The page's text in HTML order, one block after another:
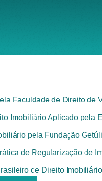
Faculdade de Direito de
Imobiliário Aplicado pela
pela Fundação
de Regularização de
de Direito